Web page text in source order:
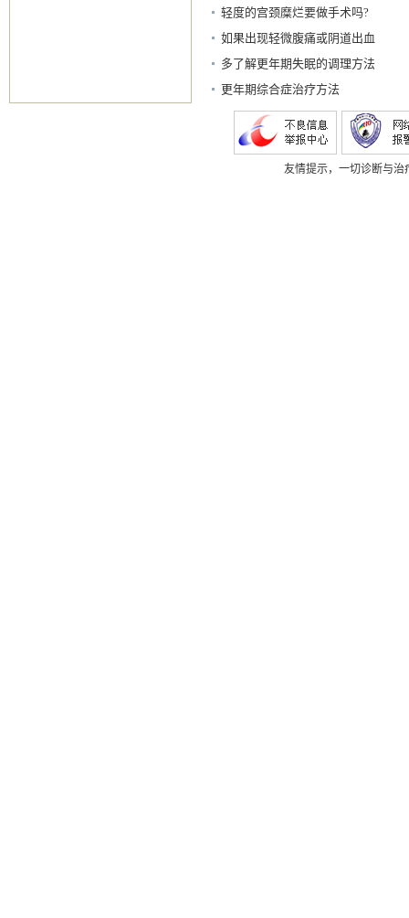
轻度的宫颈糜烂要做手术吗?
如果出现轻微腹痛或阴道出血
多了解更年期失眠的调理方法
更年期综合症治疗方法
友情提示，一切诊断与治